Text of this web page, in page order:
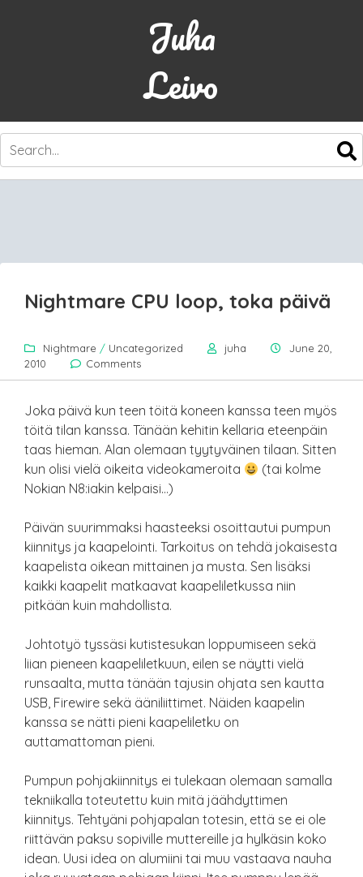
Juha
Leivo
SKIP
CONTENT
Nightmare CPU loop, toka päivä
Nightmare / Uncategorized juha
June 20,
2010
Comments
Joka päivä kun teen töitä koneen kanssa teen myös
töitä tilan kanssa. Tänään kehitin kellaria eteenpäin
taas hieman. Alan olemaan tyytyväinen tilaan. Sitten
kun olisi vielä oikeita videokameroita
(tai kolme
Nokian N8:iakin kelpaisi…)
Päivän suurimmaksi haasteeksi osoittautui pumpun
kiinnitys ja kaapelointi. Tarkoitus on tehdä jokaisesta
kaapelista oikean mittainen ja musta. Sen lisäksi
kaikki kaapelit matkaavat kaapeliletkussa niin
pitkään kuin mahdollista.
Johtotyö tyssäsi kutistesukan loppumiseen sekä
liian pieneen kaapeliletkuun, eilen se näytti vielä
runsaalta, mutta tänään tajusin ohjata sen kautta
USB, Firewire sekä ääniliittimet. Näiden kaapelin
kanssa se nätti pieni kaapeliletku on
auttamattoman pieni.
Pumpun pohjakiinnitys ei tulekaan olemaan samalla
tekniikalla toteutettu kuin mitä jäähdyttimen
kiinnitys. Tehtyäni pohjapalan totesin, että se ei ole
riittävän paksu sopiville muttereille ja hylkäsin koko
idean. Uusi idea on alumiini tai muu vastaava nauha